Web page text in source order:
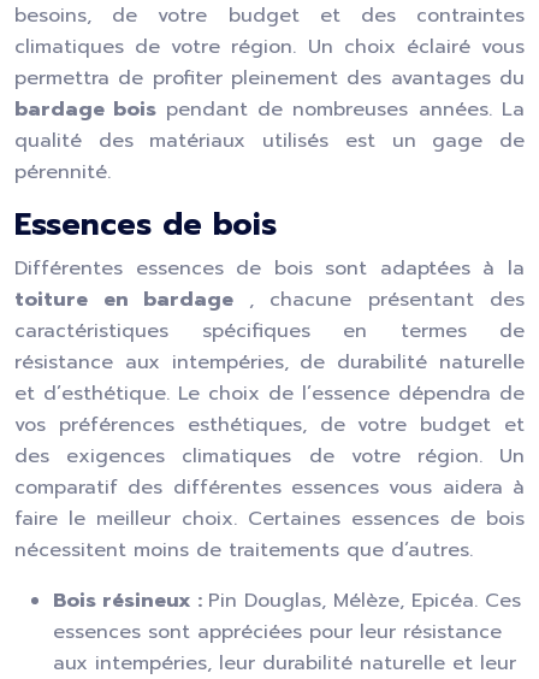
besoins, de votre budget et des contraintes
climatiques de votre région. Un choix éclairé vous
permettra de profiter pleinement des avantages du
bardage bois pendant de nombreuses années. La
qualité des matériaux utilisés est un gage de
pérennité.
Essences de bois
Différentes essences de bois sont adaptées à la
toiture en bardage , chacune présentant des
caractéristiques spécifiques en termes de
résistance aux intempéries, de durabilité naturelle
et d’esthétique. Le choix de l’essence dépendra de
vos préférences esthétiques, de votre budget et
des exigences climatiques de votre région. Un
comparatif des différentes essences vous aidera à
faire le meilleur choix. Certaines essences de bois
nécessitent moins de traitements que d’autres.
Bois résineux : Pin Douglas, Mélèze, Epicéa. Ces
essences sont appréciées pour leur résistance
aux intempéries, leur durabilité naturelle et leur